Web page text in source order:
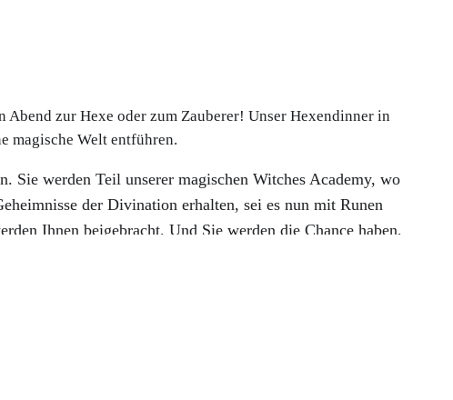
zur Hexe oder zum Zauberer! Unser Hexendinner in
magische Welt entführen.
Sie werden Teil unserer magischen Witches Academy, wo
der Divination erhalten, sei es nun mit Runen
Ihnen beigebracht. Und Sie werden die Chance haben,